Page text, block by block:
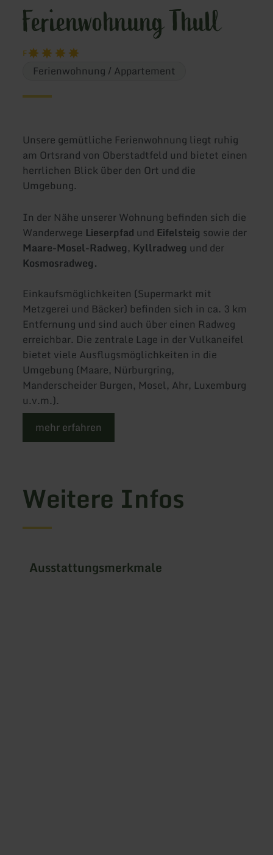
Ferienwohnung Thull
F
Ferienwohnung / Appartement
Unsere gemütliche Ferienwohnung liegt ruhig
am Ortsrand von Oberstadtfeld und bietet einen
herrlichen Blick über den Ort und die
Umgebung.
In der Nähe unserer Wohnung befinden sich die
Wanderwege Lieserpfad und Eifelsteig sowie der
Maare-Mosel-Radweg, Kyllradweg und der
Kosmosradweg.
Einkaufsmöglichkeiten (Supermarkt mit
Metzgerei und Bäcker) befinden sich in ca. 3 km
Entfernung und sind auch über einen Radweg
erreichbar. Die zentrale Lage in der Vulkaneifel
bietet viele Ausflugsmöglichkeiten in die
Umgebung (Maare, Nürburgring,
Manderscheider Burgen, Mosel, Ahr, Luxemburg
u.v.m.).
mehr erfahren
Weitere Infos
Ausstattungsmerkmale